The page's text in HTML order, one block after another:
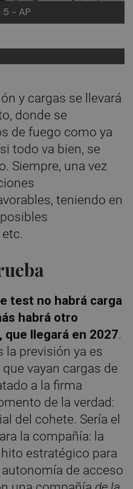
- AP
y cargas se llevará
donde se
de fuego como ya
todo va bien, se
Siempre, una vez
teniendo en
test no habrá carga
habrá otro
llegará en 2027.
la previsión ya es
vayan cargas de
a la firma
de la verdad:
del cohete. Sería el
la compañía: la
estratégico para
de acceso